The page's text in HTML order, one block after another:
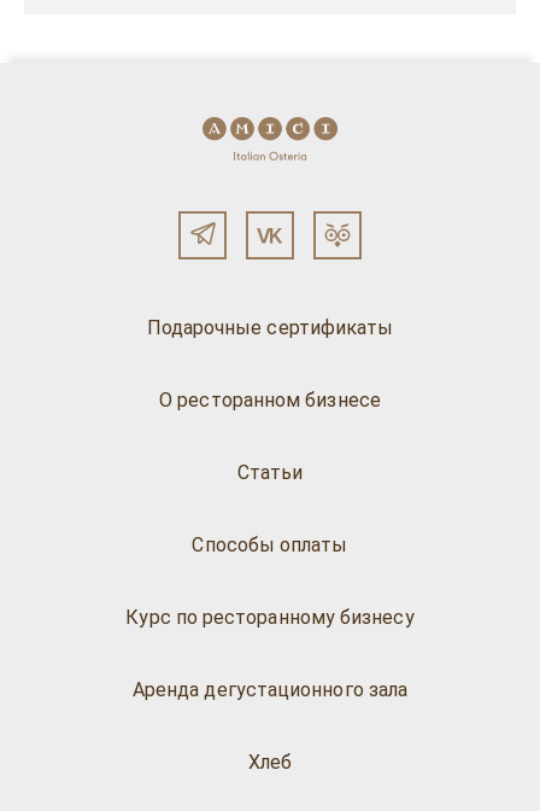
Подарочные сертификаты
О ресторанном бизнесе
Статьи
Способы оплаты
Курс по ресторанному бизнесу
Аренда дегустационного зала
Хлеб